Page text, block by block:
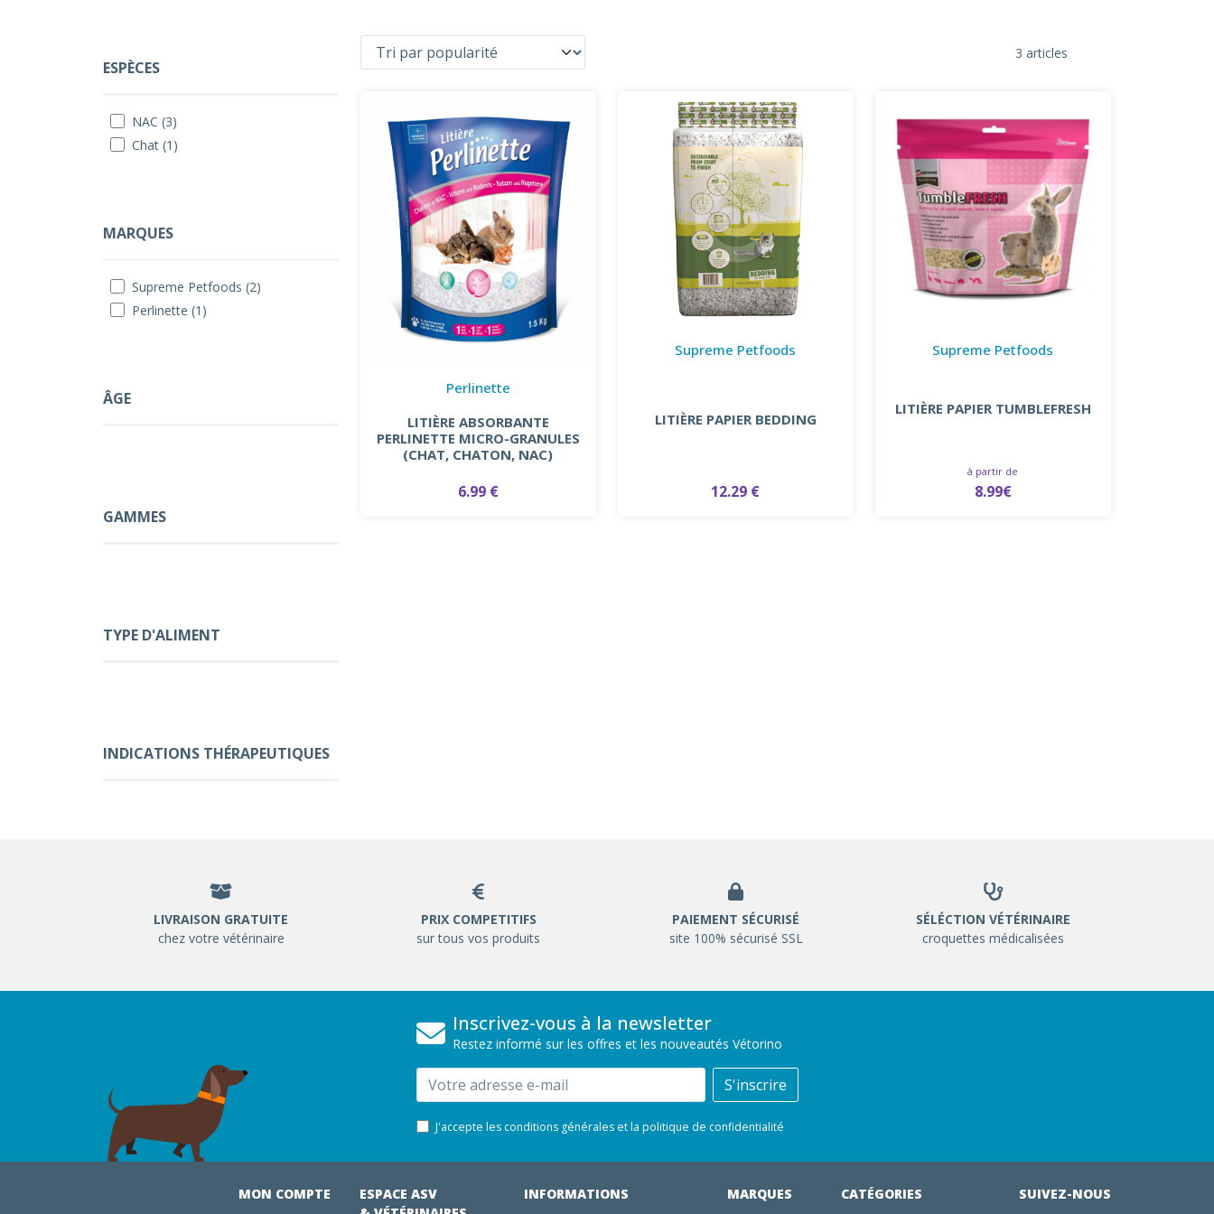
ESPÈCES
NAC (3)
Chat (1)
MARQUES
Supreme Petfoods (2)
Perlinette (1)
ÂGE
GAMMES
TYPE D'ALIMENT
INDICATIONS THÉRAPEUTIQUES
3 articles
Perlinette
LITIÈRE ABSORBANTE
PERLINETTE MICRO-GRANULES
(CHAT, CHATON, NAC)
6.99 €
Supreme Petfoods
LITIÈRE PAPIER BEDDING
12.29 €
Supreme Petfoods
LITIÈRE PAPIER TUMBLEFRESH
à partir de
8.99€
LIVRAISON GRATUITE
chez votre vétérinaire
PRIX COMPETITIFS
sur tous vos produits
PAIEMENT SÉCURISÉ
site 100% sécurisé SSL
SÉLÉCTION VÉTÉRINAIRE
croquettes médicalisées
Inscrivez-vous à la newsletter
Restez informé sur les offres et les nouveautés Vétorino
Email S'inscrire
J'accepte les conditions générales et la politique de confidentialité
MON COMPTE
ESPACE ASV
INFORMATIONS MARQUES CATÉGORIES SUIVEZ-NOUS